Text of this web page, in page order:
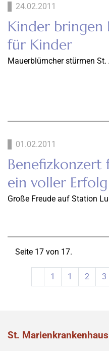
24.02.2011
Kinder bringen
für Kinder
Mauerblümcher stürmen
01.02.2011
Benefizkonzert
ein voller Erfolg
Große Freude auf Station
Seite 17 von 17.
1 1 2 3
St. Marienkrankenhaus